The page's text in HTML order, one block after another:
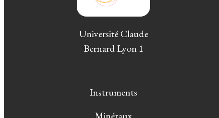
Université Claude
Bernard Lyon 1
Instruments